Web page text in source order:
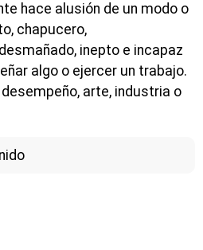
hace alusión de un modo o
chapucero,
inepto e incapaz
algo o ejercer un trabajo.
arte, industria o